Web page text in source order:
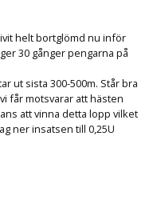
helt bortglömd nu inför
30 gånger pengarna på
ut sista 300-500m. Står bra
får motsvarar att hästen
att vinna detta lopp vilket
ner insatsen till 0,25U